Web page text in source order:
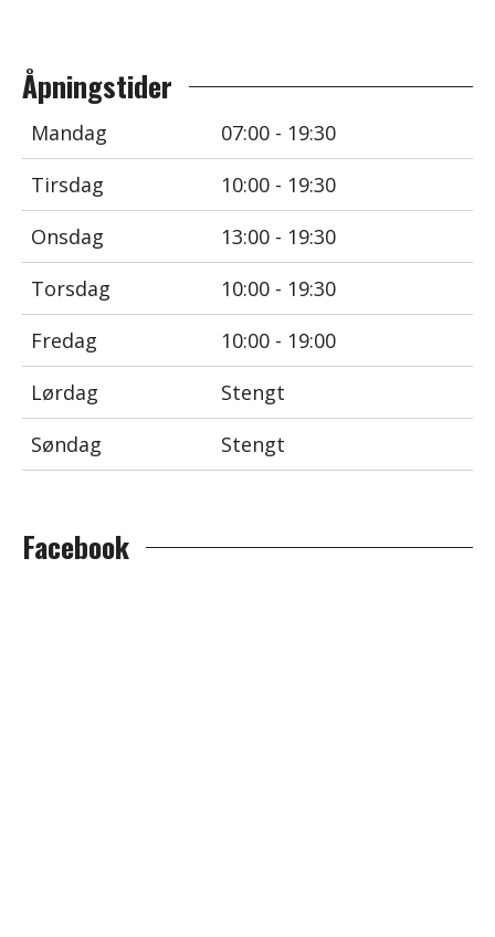
Åpningstider
Mandag
07:00 - 19:30
Tirsdag
10:00 - 19:30
Onsdag
13:00 - 19:30
Torsdag
10:00 - 19:30
Fredag
10:00 - 19:00
Lørdag
Stengt
Søndag
Stengt
Facebook